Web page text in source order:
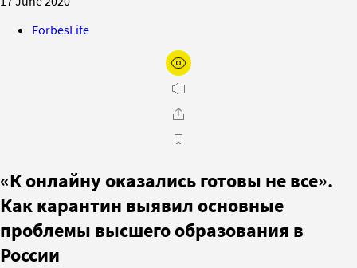
ForbesLife
«К онлайну оказались готовы не все».
Как карантин выявил основные
проблемы высшего образования в
России